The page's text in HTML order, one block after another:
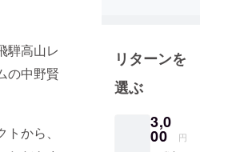
騨高山レ
の中野賢
から、
ム。全国屈
指の価値の
ある昭和の
品々が展示
され、館内
リターンを
選ぶ
3,0
00 円